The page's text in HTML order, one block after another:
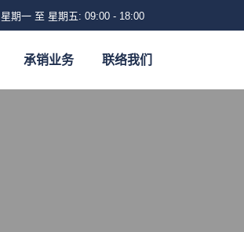
星期一 至 星期五: 09:00 - 18:00
承销业务 联络我们